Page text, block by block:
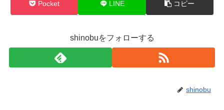
Pocket LINE コピー
shinobuをフォローする
shinobu